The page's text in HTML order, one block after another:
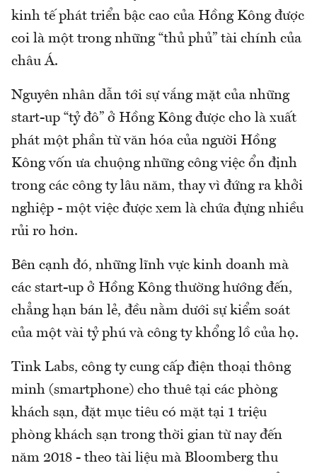
kinh tế phát triển bậc cao của Hồng Kông được
coi là một trong những “thủ phủ” tài chính của
châu Á.
Nguyên nhân dẫn tới sự vắng mặt của những
start-up “tỷ đô” ở Hồng Kông được cho là xuất
phát một phần từ văn hóa của người Hồng
Kông vốn ưa chuộng những công việc ổn định
trong các công ty lâu năm, thay vì đứng ra khởi
nghiệp - một việc được xem là chứa đựng nhiều
rủi ro hơn.
Bên cạnh đó, những lĩnh vực kinh doanh mà
các start-up ở Hồng Kông thường hướng đến,
chẳng hạn bán lẻ, đều nằm dưới sự kiểm soát
của một vài tỷ phú và công ty khổng lồ của họ.
Tink Labs, công ty cung cấp điện thoại thông
minh (smartphone) cho thuê tại các phòng
khách sạn, đặt mục tiêu có mặt tại 1 triệu
phòng khách sạn trong thời gian từ nay đến
năm 2018 - theo tài liệu mà Bloomberg thu